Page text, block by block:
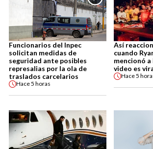
Funcionarios del Inpec
solicitan medidas de
seguridad ante posibles
represalias por la ola de
traslados carcelarios
Hace5 horas
Así
cuando
mencionó
video es
Hace5